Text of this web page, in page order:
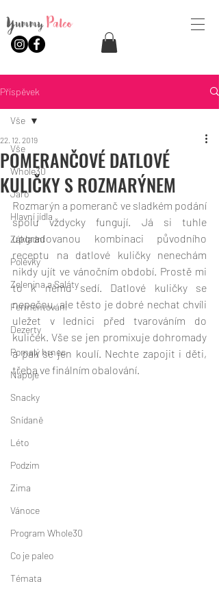
YummyPaleo
Příspěvek
Vše
Whole30
Jaro
Hlavní jídla
Základní
Polévky
Zelenina a Saláty
Fermentování
Dezerty
Pomalý hrnec
Nápoje
Snacky
Snídaně
Léto
Podzim
Zima
Vánoce
Program Whole30
Co je paleo
Témata
Vše
POMERANČOVÉ DATLOVÉ
KULIČKY S ROZMARÝNEM
22. 12. 2019
Rozmarýn a pomeranč ve sladkém podání
spolu vždycky fungují. Já si tuhle
upgradovanou kombinaci původního
receptu na datlové kuličky nenechám
nikdy ujít ve vánočním období. Prostě mi
to k němu sedí. Datlové kuličky se
nepečou, ale těsto je dobré nechat chvíli
uležet v lednici před tvarováním do
kuliček. Vše se jen promixuje dohromady
a pak se jen koulí. Nechte zapojit i děti,
třeba ve finálním obalování.